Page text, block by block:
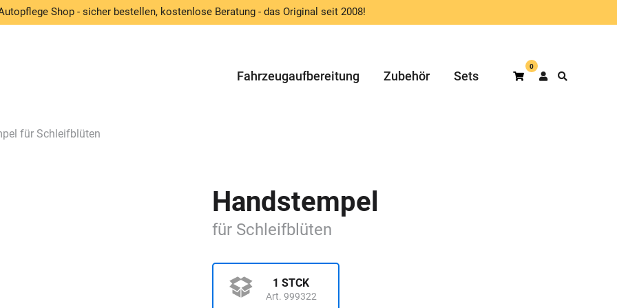
Shop - sicher bestellen, kostenlose Beratung - das Original seit 2008!
Fahrzeugaufbereitung Zubehör Sets Warenkorb
0
für Schleifblüten
Handstempel
für Schleifblüten
1 STCK
Art. 999322